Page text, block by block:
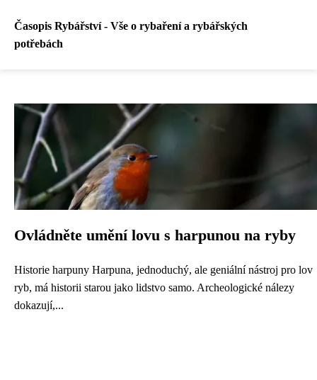
Časopis Rybářství - Vše o rybaření a rybářských
potřebách
Ovládněte umění lovu s harpunou na ryby
Historie harpuny Harpuna, jednoduchý, ale geniální nástroj pro lov
ryb, má historii starou jako lidstvo samo. Archeologické nálezy
dokazují,...